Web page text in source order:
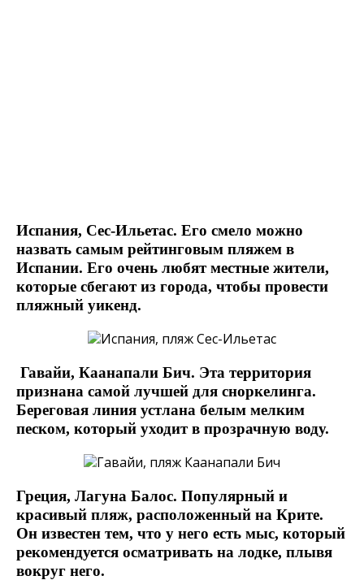
Испания, Сес-Ильетас. Его смело можно
назвать самым рейтинговым пляжем в
Испании. Его очень любят местные жители,
которые сбегают из города, чтобы провести
пляжный уикенд.
Гавайи, Каанапали Бич. Эта территория
признана самой лучшей для сноркелинга.
Береговая линия устлана белым мелким
песком, который уходит в прозрачную воду.
Греция, Лагуна Балос. Популярный и
красивый пляж, расположенный на Крите.
Он известен тем, что у него есть мыс, который
рекомендуется осматривать на лодке, плывя
вокруг него.